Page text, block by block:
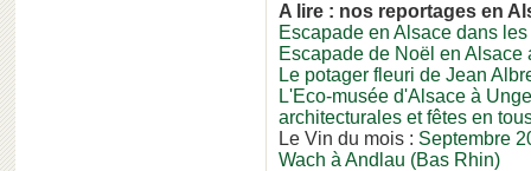
A lire : nos reportages en
Escapade en Alsace dans
Escapade de Noël en Alsace
Le potager fleuri de Jean
L'Eco-musée d'Alsace à
architecturales et fêtes en
Le Vin du mois : Septembre
Wach à Andlau (Bas Rhin)